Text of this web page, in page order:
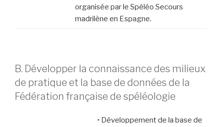
organisée par le Spéléo Secours
madrilène en Espagne.
B. Développer la connaissance des milieux
de pratique et la base de données de la
Fédération française de spéléologie
• Développement de la base de